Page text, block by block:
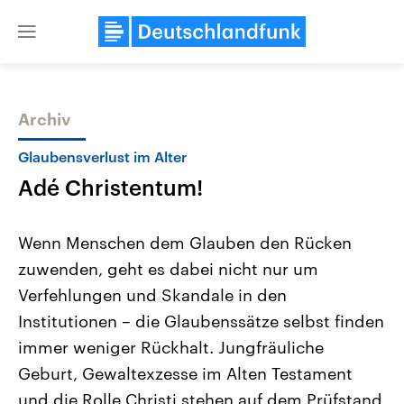
Close
Themen
Landtagswahl Sachsen-Anhalt
2026
Alle Informationen
Sachsen-Anhalt wählt am 6.
September 2026 einen neuen
Landtag. Seit 2021 wird das
Bundesland von einer Koalition aus
USA
Aktuelle Beiträge,
Hintergründe
Wirtschaftlich und
gehören die Vereinigten
mit großem Einfluss auf
Archiv
Glaubensverlust im Alter
Adé Christentum!
Wenn Menschen dem Glauben den Rücken
zuwenden, geht es dabei nicht nur um
Verfehlungen und Skandale in den
Institutionen – die Glaubenssätze selbst finden
immer weniger Rückhalt. Jungfräuliche
Geburt, Gewaltexzesse im Alten Testament
und die Rolle Christi stehen auf dem Prüfstand